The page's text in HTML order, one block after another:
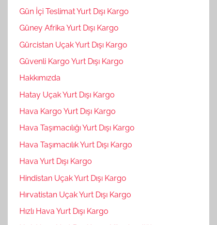
Gün İçi Teslimat Yurt Dışı Kargo
Güney Afrika Yurt Dışı Kargo
Gürcistan Uçak Yurt Dışı Kargo
Güvenli Kargo Yurt Dışı Kargo
Hakkımızda
Hatay Uçak Yurt Dışı Kargo
Hava Kargo Yurt Dışı Kargo
Hava Taşımacılığı Yurt Dışı Kargo
Hava Taşımacılık Yurt Dışı Kargo
Hava Yurt Dışı Kargo
Hindistan Uçak Yurt Dışı Kargo
Hırvatistan Uçak Yurt Dışı Kargo
Hızlı Hava Yurt Dışı Kargo